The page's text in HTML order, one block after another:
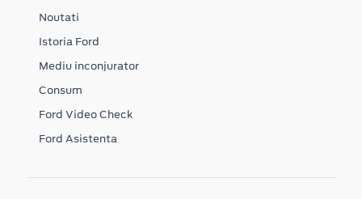
Noutati
Istoria Ford
Mediu inconjurator
Consum
Ford Video Check
Ford Asistenta